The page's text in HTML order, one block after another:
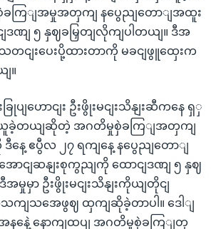
ကြျအမှုအတှကျ နပွေညျတောျအထူး
ဒဏျ ၅ နှဈခမြှတျလိုကျပါတယျ။ ဒီအ
သတငျးပေးပို့ထားတာကို မခငျဖွူထှေးက
။
ခြုပျဟောငျး ဦးဖွိုးမငျးသိနျးဆီကနေ ရှှ
ယူခဲ့တယျဆိုတဲ့ အဂတိမှုစှဲခကြျအတှကျ
ေ့ ဧပွီလ ၂၇ ရကျနေ့ နပွေညျတောျ
ောငျဆနျးစုကွညျကို ထောငျဒဏျ ၅ နှဈ
အမှုမှာ ဦးဖွိုးမငျးသိနျးကိုယျတိုငျ
သကျသအေဖွဈ ထှကျဆိုခဲ့တာပါ။ ဒေါျ
နနေဲ့ နောကျထပျ အဂတိမှုစှဲခကြျတှ